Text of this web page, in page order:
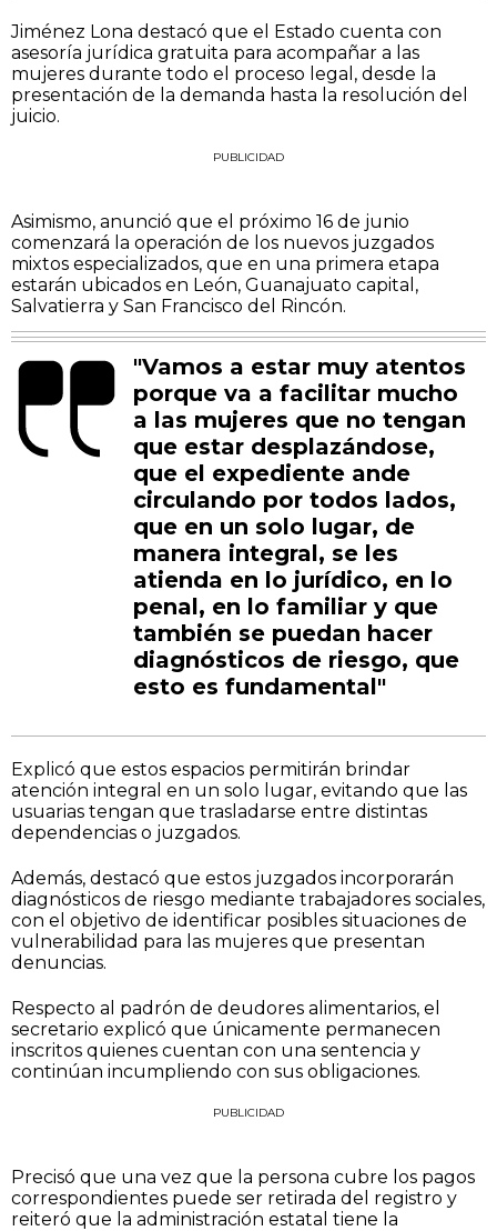
Jiménez Lona destacó que el Estado cuenta con
asesoría jurídica gratuita para acompañar a las
mujeres durante todo el proceso legal, desde la
presentación de la demanda hasta la resolución del
juicio.
PUBLICIDAD
Asimismo, anunció que el próximo 16 de junio
comenzará la operación de los nuevos juzgados
mixtos especializados, que en una primera etapa
estarán ubicados en León, Guanajuato capital,
Salvatierra y San Francisco del Rincón.
"Vamos a estar muy atentos
porque va a facilitar mucho
a las mujeres que no tengan
que estar desplazándose,
que el expediente ande
circulando por todos lados,
que en un solo lugar, de
manera integral, se les
atienda en lo jurídico, en lo
penal, en lo familiar y que
también se puedan hacer
diagnósticos de riesgo, que
esto es fundamental"
Explicó que estos espacios permitirán brindar
atención integral en un solo lugar, evitando que las
usuarias tengan que trasladarse entre distintas
dependencias o juzgados.
Además, destacó que estos juzgados incorporarán
diagnósticos de riesgo mediante trabajadores sociales,
con el objetivo de identificar posibles situaciones de
vulnerabilidad para las mujeres que presentan
denuncias.
Respecto al padrón de deudores alimentarios, el
secretario explicó que únicamente permanecen
inscritos quienes cuentan con una sentencia y
continúan incumpliendo con sus obligaciones.
PUBLICIDAD
Precisó que una vez que la persona cubre los pagos
correspondientes puede ser retirada del registro y
reiteró que la administración estatal tiene la